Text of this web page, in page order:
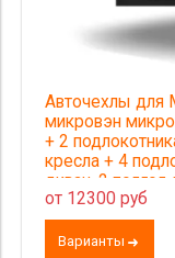
Авточехлы для
микровэн
+ 2
кресла + 4
диван, 2 подгол-
от 12300 руб
Варианты